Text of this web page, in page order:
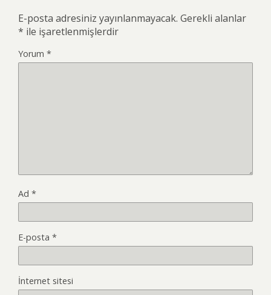
E-posta adresiniz yayınlanmayacak. Gerekli alanlar
* ile işaretlenmişlerdir
Yorum *
Ad *
E-posta *
İnternet sitesi